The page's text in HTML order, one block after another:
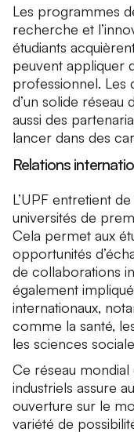
Les programmes
recherche et
étudiants
peuvent appliquer
professionnel. Les
d’un solide réseau
aussi des
lancer dans des
Relations
L’UPF entretient
universités de
Cela permet aux
opportunités
de collaborations
également
internationaux,
comme la santé,
les sciences
Ce réseau
industriels assure
ouverture sur le
variété de